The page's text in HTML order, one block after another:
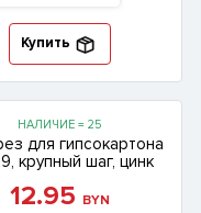
Купить
НАЛИЧИЕ = 25
для гипсокартона
крупный шаг, цинк
12.95 BYN